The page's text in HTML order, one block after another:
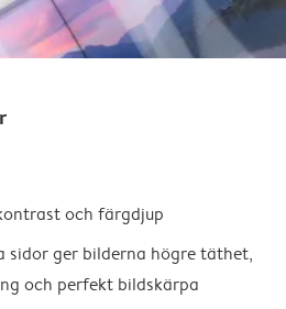
och färgdjup
sidor ger bilderna högre täthet,
och perfekt bildskärpa